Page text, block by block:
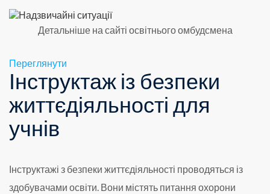
Детальніше на сайті освітнього омбудсмена
Переглянути
Інструктаж із безпеки
життєдіяльності для
учнів
Інструктажі з безпеки життєдіяльності проводяться із
здобувачами освіти. Вони містять питання охорони